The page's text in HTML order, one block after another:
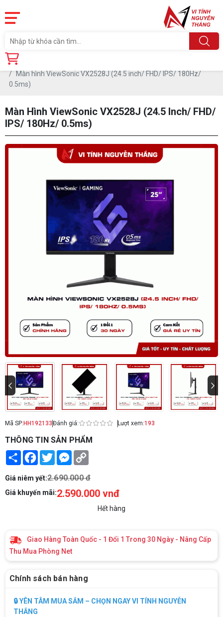
Trang chủ
Màn hình ViewSonic VX2528J (24.5 inch/ FHD/ IPS/ 180Hz/
0.5ms)
Màn Hình ViewSonic VX2528J (24.5 Inch/ FHD/
IPS/ 180Hz/ 0.5ms)
Mã SP: HH192133Đánh giá: Lượt xem:193
THÔNG TIN SẢN PHẨM
Share Facebook
TwitterMessenger
Giá niêm yết:2.690.000 đ
Giá khuyến mãi:2.590.000 vnđ
Hết hàng
Giao Hàng Toàn Quốc - 1 Đổi 1 Trong 30 Ngày - Nâng Cấp
Thu Mua Phòng Net
Chính sách bán hàng
🔒 YÊN TÂM MUA SẮM – CHỌN NGAY VI TÍNH NGUYỄN
THẮNG